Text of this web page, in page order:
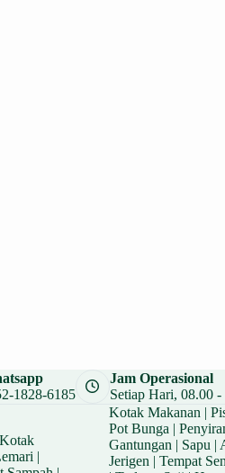
1828-6185
Jam Operasional
Setiap Hari, 08.00
Kotak
|
Kotak Makanan |
Pot Bunga |
Gantungan | Sapu |
Jerigen | Tempat